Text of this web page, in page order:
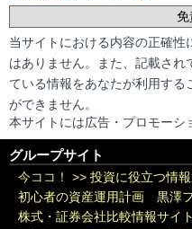
免
当サイトにおける内容の正確
はありません。また、記載さ
ている情報をあなたが利用する
ができません。
本サイトには広告・プロモーシ
グループサイト
今ココ！ >> 投資に役立つ情
初心者の資産運用計画 黒澤フ
株式・証券会社比較情報サイ